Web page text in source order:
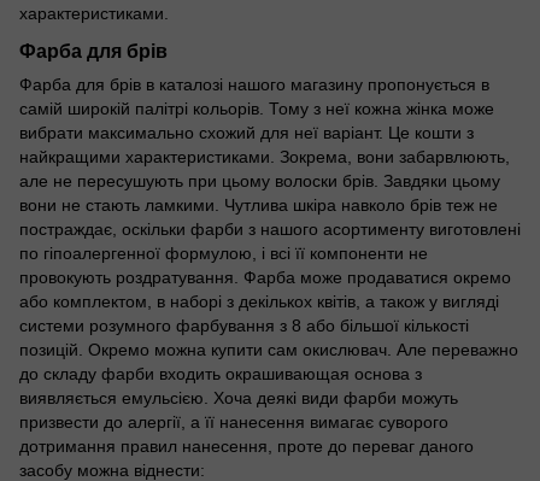
характеристиками.
Фарба для брів
Фарба для брів в каталозі нашого магазину пропонується в
самій широкій палітрі кольорів. Тому з неї кожна жінка може
вибрати максимально схожий для неї варіант. Це кошти з
найкращими характеристиками. Зокрема, вони забарвлюють,
але не пересушують при цьому волоски брів. Завдяки цьому
вони не стають ламкими. Чутлива шкіра навколо брів теж не
постраждає, оскільки фарби з нашого асортименту виготовлені
по гіпоалергенної формулою, і всі її компоненти не
провокують роздратування. Фарба може продаватися окремо
або комплектом, в наборі з декількох квітів, а також у вигляді
системи розумного фарбування з 8 або більшої кількості
позицій. Окремо можна купити сам окислювач. Але переважно
до складу фарби входить окрашивающая основа з
виявляється емульсією. Хоча деякі види фарби можуть
призвести до алергії, а її нанесення вимагає суворого
дотримання правил нанесення, проте до переваг даного
засобу можна віднести: